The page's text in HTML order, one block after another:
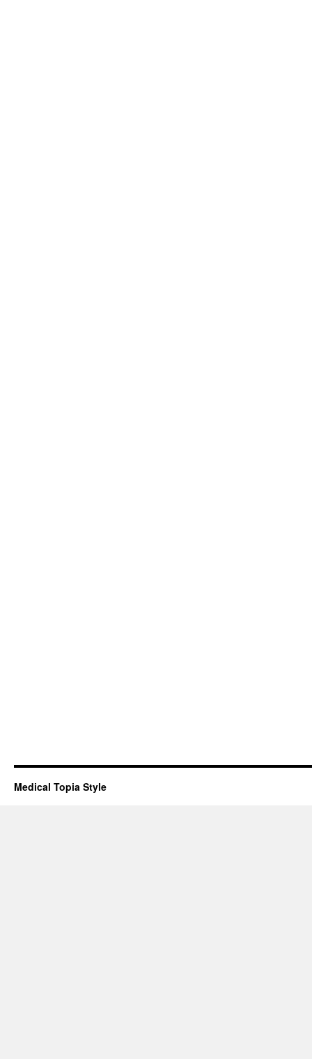
Medical Topia Style